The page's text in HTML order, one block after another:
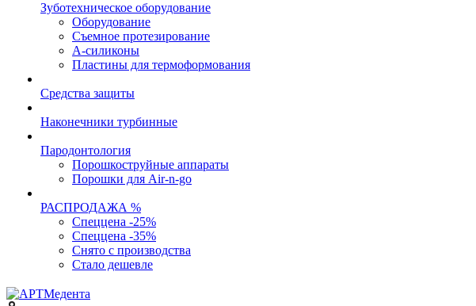
Зуботехническое оборудование
Оборудование
Съемное протезирование
А-силиконы
Пластины для термоформования
Средства защиты
Наконечники турбинные
Пародонтология
Порошкоструйные аппараты
Порошки для Air-n-go
РАСПРОДАЖА %
Спеццена -25%
Спеццена -35%
Снято с производства
Стало дешевле